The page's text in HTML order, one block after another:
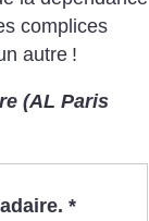
complices
autre !
(AL Paris
*